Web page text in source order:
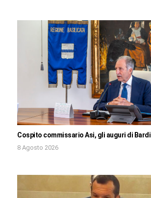
Cospito commissario Asi, gli auguri di Bardi
8 Agosto 2026